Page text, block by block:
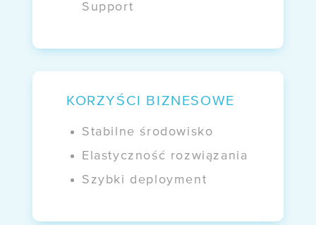
Support
KORZYŚCI BIZNESOWE
Stabilne środowisko
Elastyczność rozwiązania
Szybki deployment